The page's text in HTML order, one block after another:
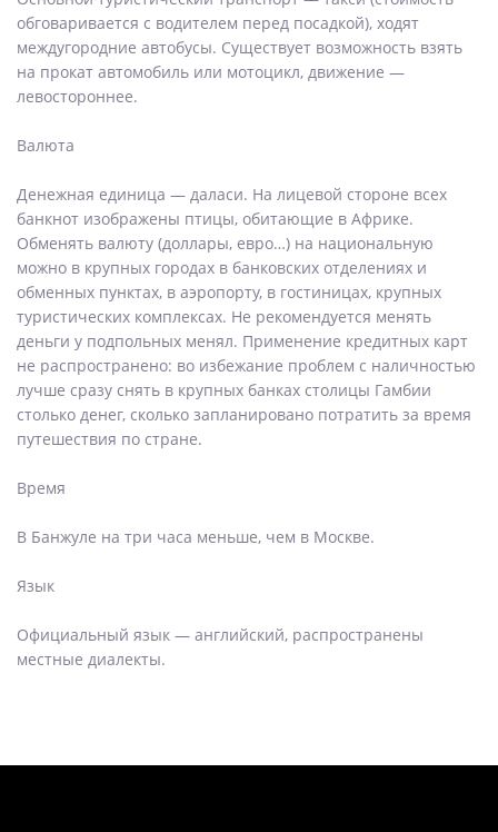
обговаривается с водителем перед посадкой), ходят
междугородние автобусы. Существует возможность взять
на прокат автомобиль или мотоцикл, движение —
левостороннее.
Валюта
Денежная единица — даласи. На лицевой стороне всех
банкнот изображены птицы, обитающие в Африке.
Обменять валюту (доллары, евро…) на национальную
можно в крупных городах в банковских отделениях и
обменных пунктах, в аэропорту, в гостиницах, крупных
туристических комплексах. Не рекомендуется менять
деньги у подпольных менял. Применение кредитных карт
не распространено: во избежание проблем с наличностью
лучше сразу снять в крупных банках столицы Гамбии
столько денег, сколько запланировано потратить за время
путешествия по стране.
Время
В Банжуле на три часа меньше, чем в Москве.
Язык
Официальный язык — английский, распространены
местные диалекты.